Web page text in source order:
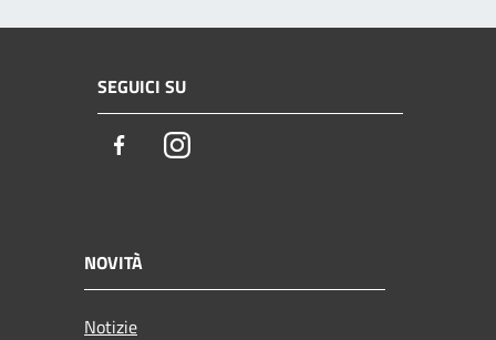
SEGUICI SU
FacebookInstagram
NOVITÀ
Notizie